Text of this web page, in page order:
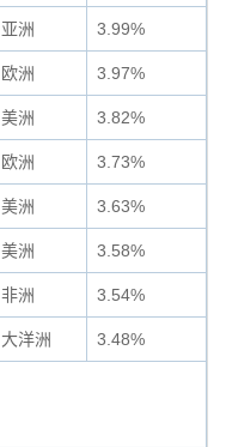
亚洲 3.99%
欧洲 3.97%
美洲 3.82%
欧洲 3.73%
美洲 3.63%
美洲 3.58%
非洲 3.54%
大洋洲 3.48%